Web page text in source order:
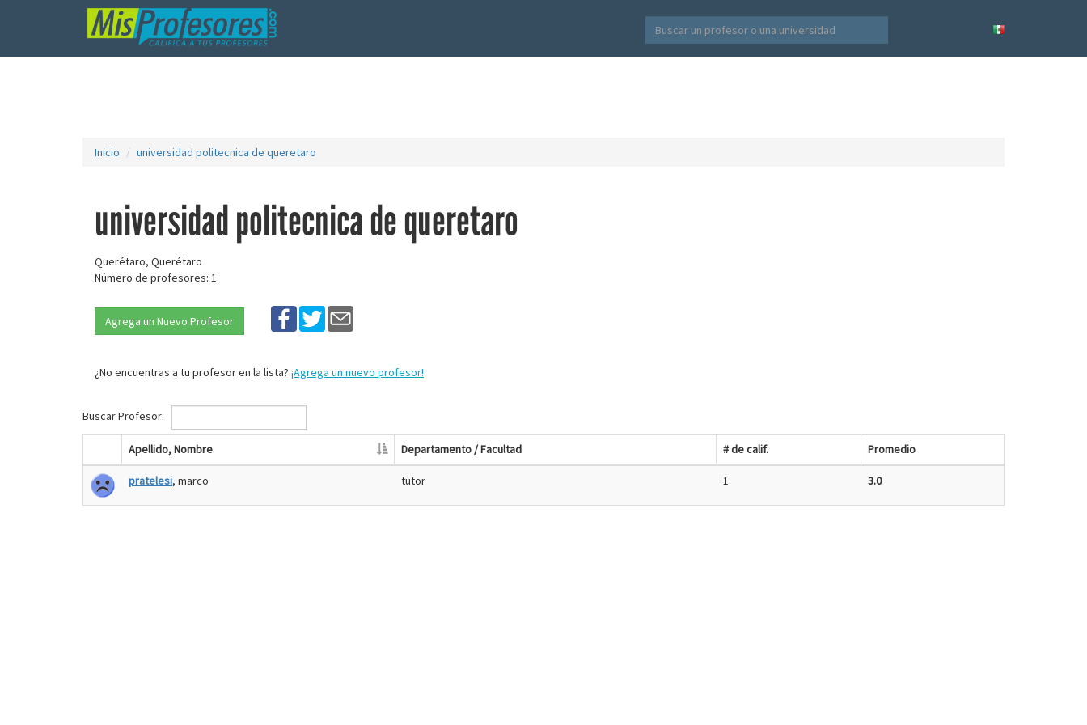
Inicio universidad politecnica de queretaro
universidad politecnica de queretaro
Querétaro, Querétaro
Número de profesores: 1
Agrega un Nuevo Profesor
¿No encuentras a tu profesor en la lista? ¡Agrega un nuevo profesor!
Buscar Profesor:
Apellido, Nombre Departamento / Facultad # de calif. Promedio
pratelesi, marco tutor 1 3.0